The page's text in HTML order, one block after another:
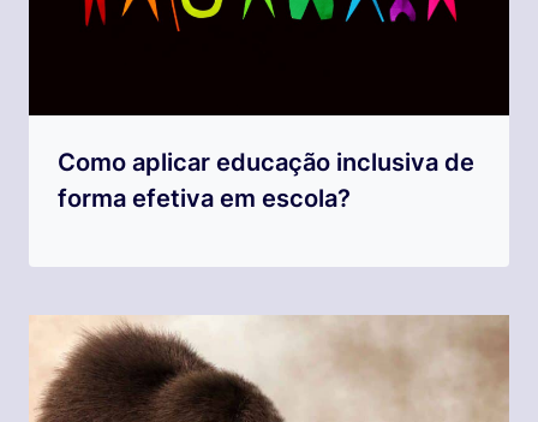
Como aplicar educação inclusiva de
forma efetiva em escola?